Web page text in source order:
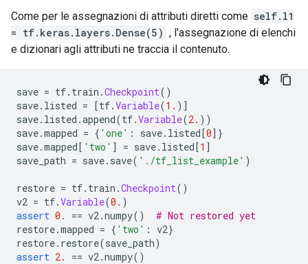
Come per le assegnazioni di attributi diretti come self.l1
= tf.keras.layers.Dense(5) , l'assegnazione di elenchi
e dizionari agli attributi ne traccia il contenuto.
save = tf. train .Checkpoint()
save. listed = [tf.Variable(1. )]
save. listed .append(tf.Variable(2. ))
save.mapped = { 'one' : save. listed[0]}
save.mapped[ 'two' ] = save. listed[1 ]
save_path = save. save( './tf_list_example' )
restore = tf. train .Checkpoint()
v2 = tf.Variable(0. )
assert 0. == v2.numpy()
# Not restored yet
restore.mapped = { 'two' : v2}
restore. restore(save_path)
assert 2. == v2.numpy()